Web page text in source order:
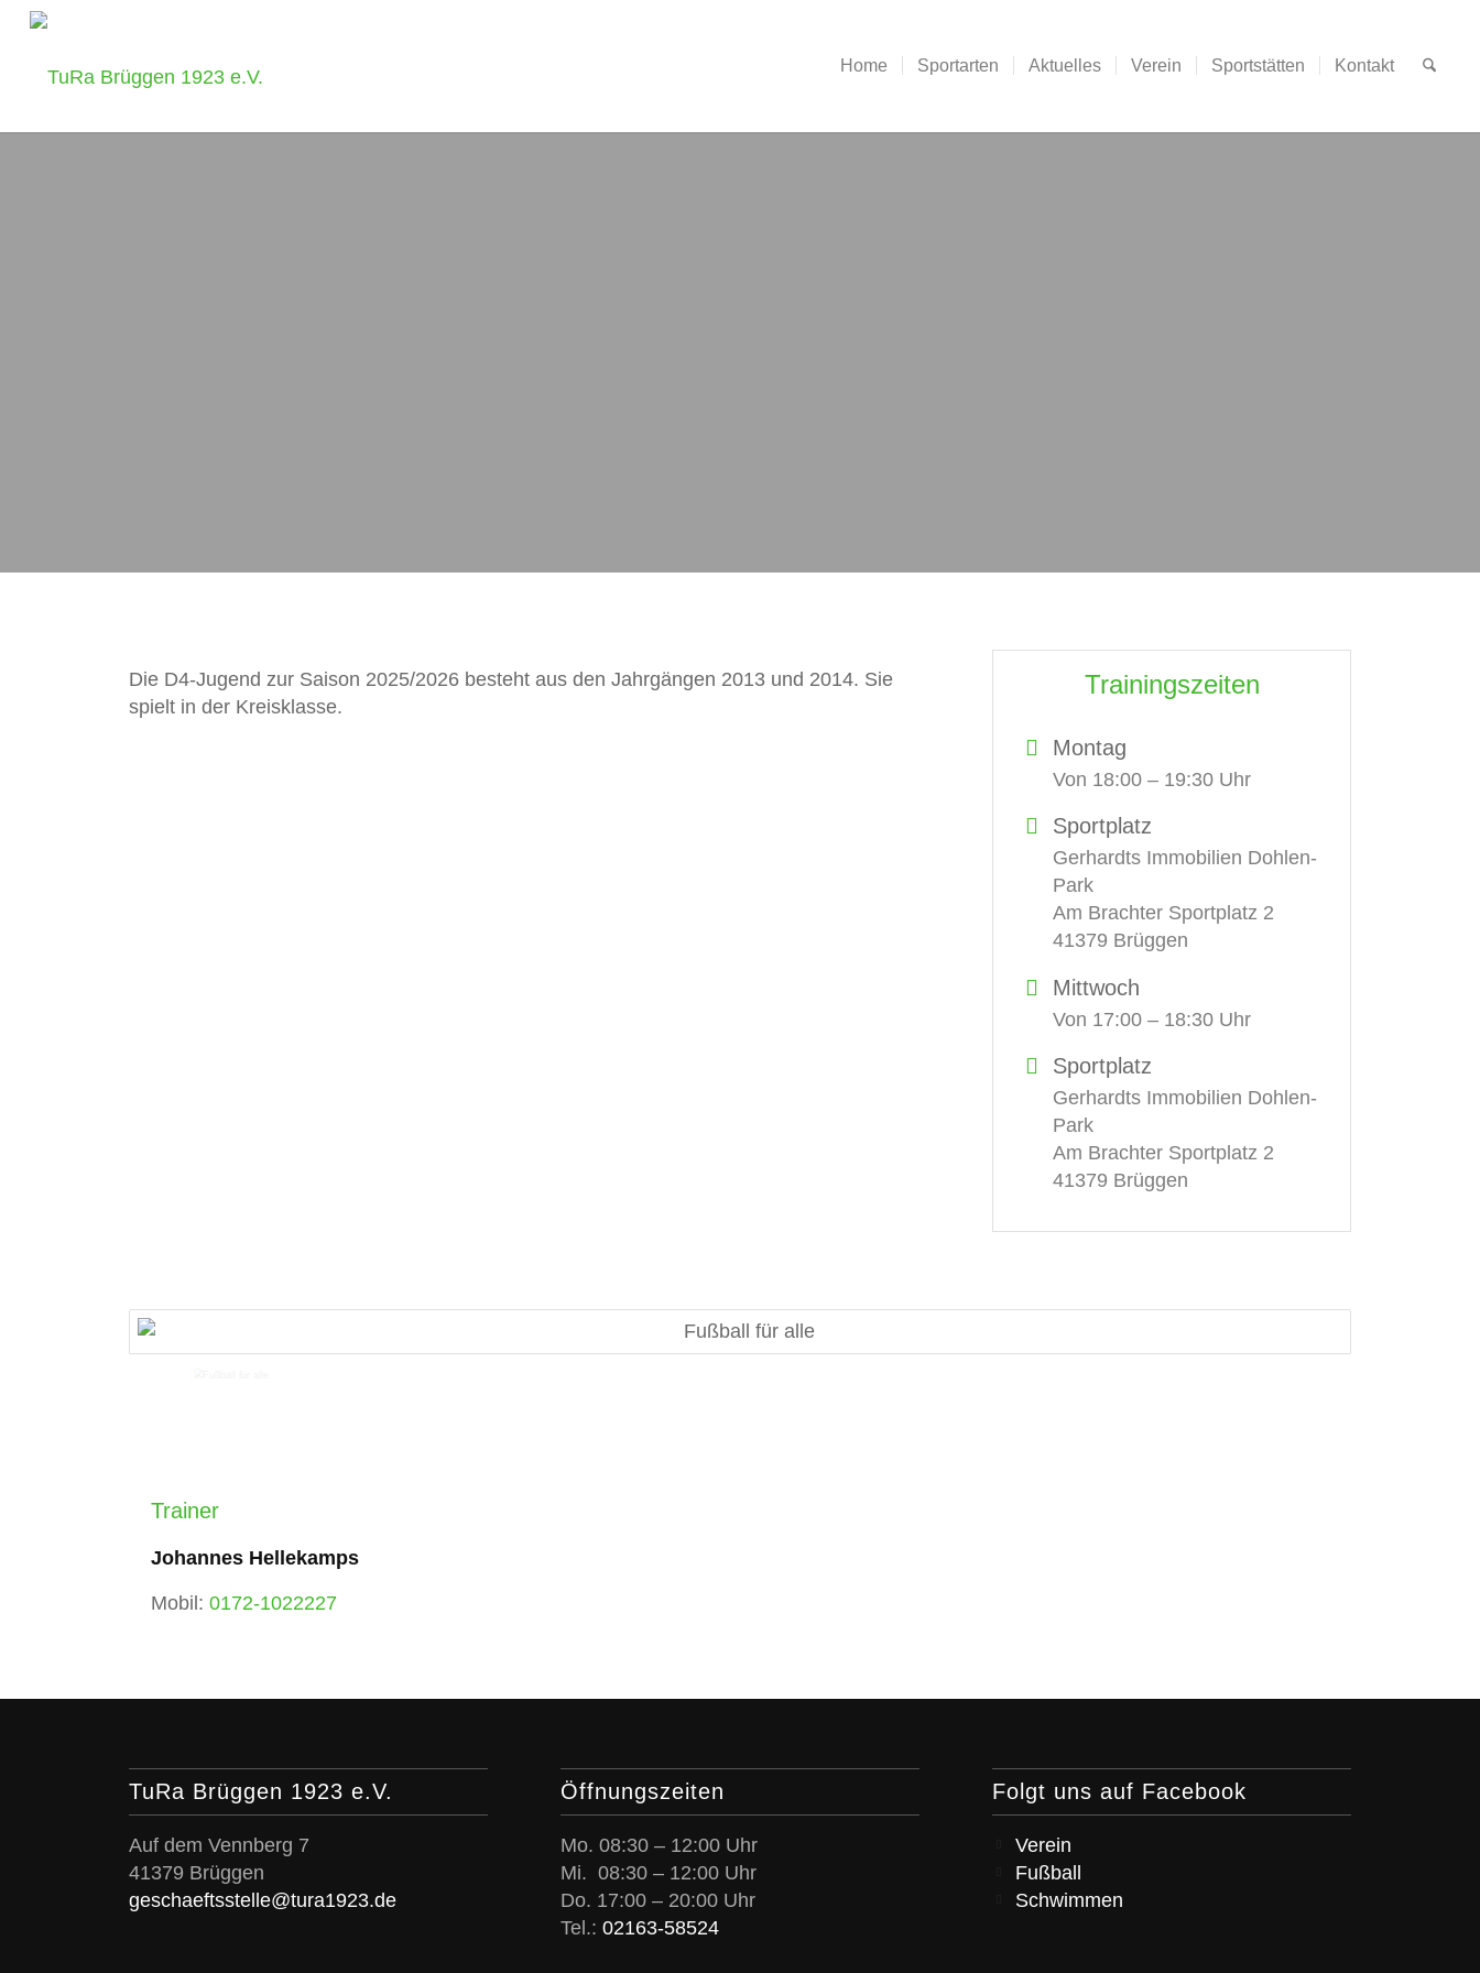
Home Sportarten Aktuelles Verein Sportstätten Kontakt
Die D4-Jugend zur Saison 2025/2026 besteht aus den Jahrgängen 2013 und 2014. Sie
spielt in der Kreisklasse.
Trainingszeiten
Montag
Von 18:00 – 19:30 Uhr
Sportplatz
Gerhardts Immobilien Dohlen-
Park
Am Brachter Sportplatz 2
41379 Brüggen
Mittwoch
Von 17:00 – 18:30 Uhr
Sportplatz
Gerhardts Immobilien Dohlen-
Park
Am Brachter Sportplatz 2
41379 Brüggen
Trainer
Johannes Hellekamps
Mobil:0172-1022227
TuRa Brüggen 1923 e.V.
Auf dem Vennberg 7
41379 Brüggen
geschaeftsstelle@tura1923.de
Öffnungszeiten
Mo. 08:30 – 12:00 Uhr
Mi. 08:30 – 12:00 Uhr
Do. 17:00 – 20:00 Uhr
Tel.:02163-58524
Folgt uns auf Facebook
Verein
Fußball
Schwimmen